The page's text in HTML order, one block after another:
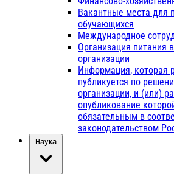
Вакантные места для
обучающихся
Международное
Организация питания
организации
Информация, которая
публикуется по
организации, и (или)
опубликование
обязательным в
законодательством
Наука